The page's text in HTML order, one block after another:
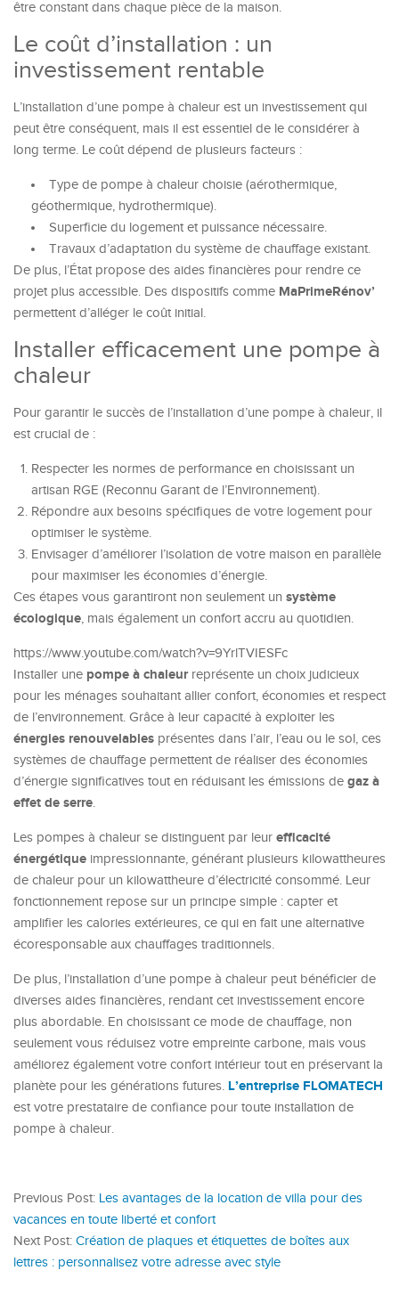
être constant dans chaque pièce de la maison.
Le coût d’installation : un
investissement rentable
L’installation d’une pompe à chaleur est un investissement qui
peut être conséquent, mais il est essentiel de le considérer à
long terme. Le coût dépend de plusieurs facteurs :
Type de pompe à chaleur choisie (aérothermique,
géothermique, hydrothermique).
Superficie du logement et puissance nécessaire.
Travaux d’adaptation du système de chauffage existant.
De plus, l’État propose des aides financières pour rendre ce
projet plus accessible. Des dispositifs comme MaPrimeRénov’
permettent d’alléger le coût initial.
Installer efficacement une pompe à
chaleur
Pour garantir le succès de l’installation d’une pompe à chaleur, il
est crucial de :
Respecter les normes de performance en choisissant un
artisan RGE (Reconnu Garant de l’Environnement).
Répondre aux besoins spécifiques de votre logement pour
optimiser le système.
Envisager d’améliorer l’isolation de votre maison en parallèle
pour maximiser les économies d’énergie.
Ces étapes vous garantiront non seulement un système
écologique, mais également un confort accru au quotidien.
https://www.youtube.com/watch?v=9YrlTVIESFc
Installer une pompe à chaleurreprésente un choix judicieux
pour les ménages souhaitant allier confort, économies et respect
de l’environnement. Grâce à leur capacité à exploiter les
énergies renouvelables présentes dans l’air, l’eau ou le sol, ces
systèmes de chauffage permettent de réaliser des économies
d’énergie significatives tout en réduisant les émissions de gaz à
effet de serre.
Les pompes à chaleur se distinguent par leur efficacité
énergétique impressionnante, générant plusieurs kilowattheures
de chaleur pour un kilowattheure d’électricité consommé. Leur
fonctionnement repose sur un principe simple : capter et
amplifier les calories extérieures, ce qui en fait une alternative
écoresponsable aux chauffages traditionnels.
De plus, l’installation d’une pompe à chaleur peut bénéficier de
diverses aides financières, rendant cet investissement encore
plus abordable. En choisissant ce mode de chauffage, non
seulement vous réduisez votre empreinte carbone, mais vous
améliorez également votre confort intérieur tout en préservant la
planète pour les générations futures. L’entreprise FLOMATECH
est votre prestataire de confiance pour toute installation de
pompe à chaleur.
Previous Post: Les avantages de la location de villa pour des
vacances en toute liberté et confort
Next Post: Création de plaques et étiquettes de boîtes aux
lettres : personnalisez votre adresse avec style